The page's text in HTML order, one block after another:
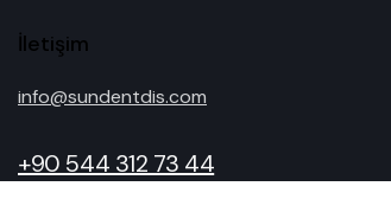
İletişim
info@sundentdis.com
+90 544 312 73 44